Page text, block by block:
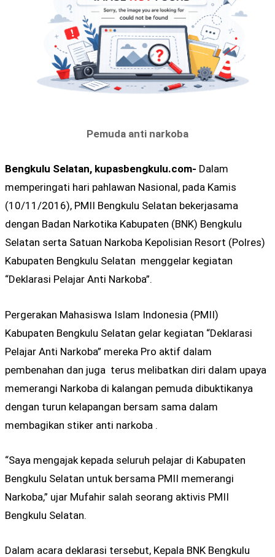
Pemuda anti narkoba
Bengkulu Selatan, kupasbengkulu.com- Dalam
memperingati hari pahlawan Nasional, pada Kamis
(10/11/2016), PMII Bengkulu Selatan bekerjasama
dengan Badan Narkotika Kabupaten (BNK) Bengkulu
Selatan serta Satuan Narkoba Kepolisian Resort (Polres)
Kabupaten Bengkulu Selatan menggelar kegiatan
“Deklarasi Pelajar Anti Narkoba”.
Pergerakan Mahasiswa Islam Indonesia (PMII)
Kabupaten Bengkulu Selatan gelar kegiatan “Deklarasi
Pelajar Anti Narkoba” mereka Pro aktif dalam
pembenahan dan juga terus melibatkan diri dalam upaya
memerangi Narkoba di kalangan pemuda dibuktikanya
dengan turun kelapangan bersam sama dalam
membagikan stiker anti narkoba .
“Saya mengajak kepada seluruh pelajar di Kabupaten
Bengkulu Selatan untuk bersama PMII memerangi
Narkoba,” ujar Mufahir salah seorang aktivis PMII
Bengkulu Selatan.
Dalam acara deklarasi tersebut, Kepala BNK Bengkulu